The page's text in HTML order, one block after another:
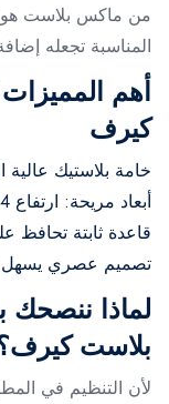
من ماكس بلاست هو
المناسبة تجعله
أهم
كيرف
خامة بلاستيك
أبعاد مريحة: ارتفاع 14 سم × عرض 7 سم × طول 16 سم.
قاعدة ثابتة تحافظ
تصميم عصري
لماذا
بلاست
لأن التنظيم في